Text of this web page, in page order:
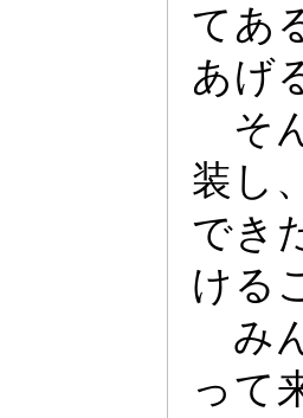
てあ
あげ
そ
装し
でき
ける
み
っ て